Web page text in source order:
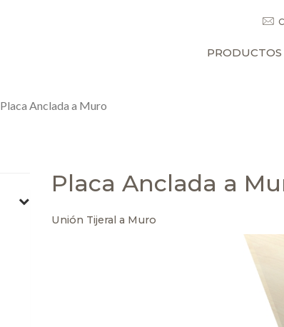
PRODUCTOS
Placa Anclada a Muro
Placa Anclada a
Unión Tijeral a Muro